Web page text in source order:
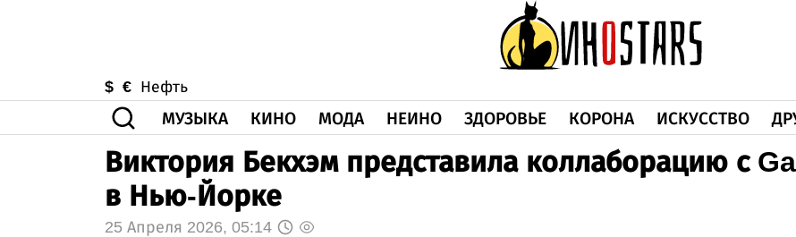
$ € Нефть
МУЗЫКА КИНО МОДА НЕИНО ЗДОРОВЬЕ КОРОНА ИСКУССТВО
Виктория Бекхэм представила коллаборацию с
в Нью-Йорке
25 Апреля 2026, 05:14